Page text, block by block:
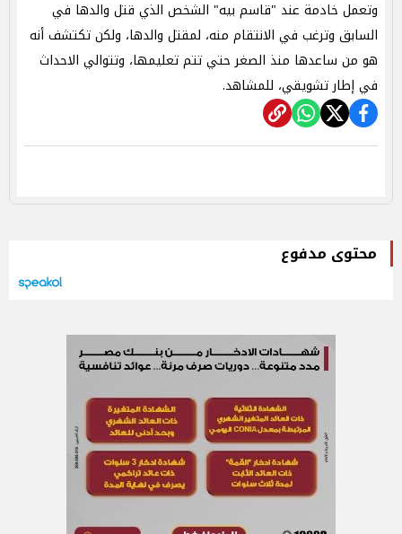
وتعمل خادمة عند "قاسم بيه" الشخص الذي قتل والدها في
السابق وترغب في الانتقام منه، لمقتل والدها، ولكن تكتشف أنه
هو من ساعدها منذ الصغر حتي تتم تعليمها، وتتوالي الاحداث
في إطار تشويقي، للمشاهد.
محتوى مدفوع